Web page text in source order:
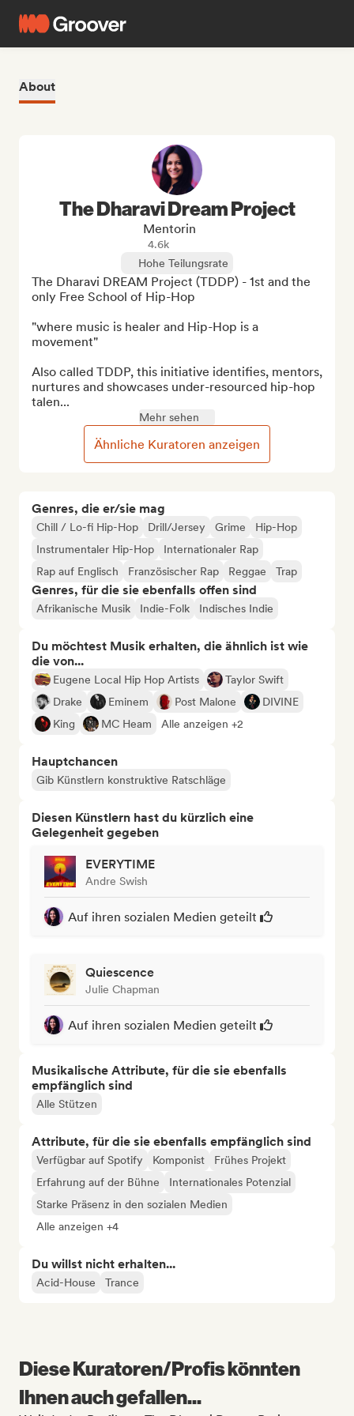
About
Genres, die er/sie mag
Chill / Lo-fi Hip-Hop Drill/Jersey Grime
Hip-Hop
Instrumentaler Hip-Hop
Internationaler Rap
Rap auf Englisch
Französischer Rap Reggae Trap
Genres, für die sie ebenfalls offen sind
Afrikanische Musik Indie-Folk Indisches Indie
Du möchtest Musik erhalten, die ähnlich ist wie
die von...
Eugene Local Hip Hop Artists
Taylor Swift
Drake
Eminem Post Malone
DIVINE
King
MC Heam Alle anzeigen +2
Hauptchancen
Gib Künstlern konstruktive Ratschläge
Diesen Künstlern hast du kürzlich eine
Gelegenheit gegeben
EVERYTIME
Andre Swish
Auf ihren sozialen Medien geteilt
Quiescence
Julie Chapman
Auf ihren sozialen Medien geteilt
Musikalische Attribute, für die sie ebenfalls
empfänglich sind
Alle Stützen
Attribute, für die sie ebenfalls empfänglich sind
Verfügbar auf Spotify Komponist
Frühes Projekt
Erfahrung auf der Bühne
Internationales Potenzial
Starke Präsenz in den sozialen Medien
Alle anzeigen +4
Du willst nicht erhalten...
Acid-House Trance
The Dharavi Dream Project
Mentorin
4.6k
Hohe Teilungsrate
The Dharavi DREAM Project (TDDP) - 1st and the
only Free School of Hip-Hop
"where music is healer and Hip-Hop is a
movement"
Also called TDDP, this initiative identifies, mentors,
nurtures and showcases under-resourced hip-hop
talen...
Mehr sehen
Ähnliche Kuratoren anzeigen
Diese Kuratoren/Profis könnten
Ihnen auch gefallen...